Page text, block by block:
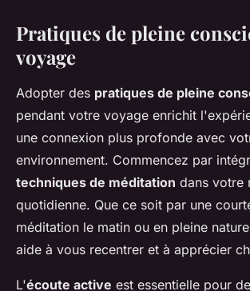
Pratiques de pleine
voyage
Adopter des pratiques de pleine
pendant votre voyage enrichit
une connexion plus profonde avec
environnement. Commencez par
techniques de méditation dans votre
quotidienne. Que ce soit par une
méditation le matin ou en pleine
aide à vous recentrer et à apprécier
L'écoute active est essentielle pour